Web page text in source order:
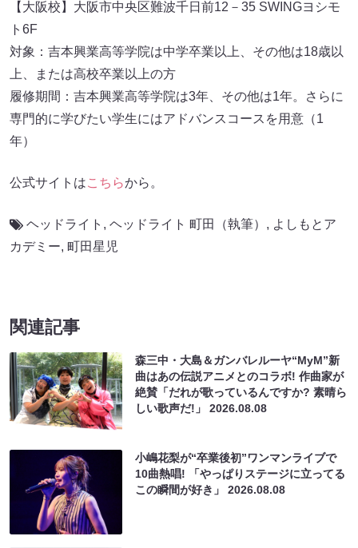
【大阪校】大阪市中央区難波千日前12－35 SWINGヨシモ
ト6F
対象：吉本興業高等学院は中学卒業以上、その他は18歳以
上、または高校卒業以上の方
履修期間：吉本興業高等学院は3年、その他は1年。さらに
専門的に学びたい学生にはアドバンスコースを用意（1
年）
公式サイトはこちらから。
ヘッドライト , ヘッドライト 町田（執筆） , よしもとア
カデミー, 町田星児
関連記事
森三中・大島＆ガンバレルーヤ“MyM”新
曲はあの伝説アニメとのコラボ! 作曲家が
絶賛「だれが歌っているんですか? 素晴ら
しい歌声だ!」2026.08.08
小嶋花梨が“卒業後初”ワンマンライブで
10曲熱唱! 「やっぱりステージに立ってる
この瞬間が好き」2026.08.08